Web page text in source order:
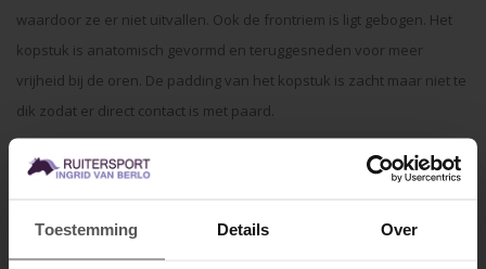
Toestemming Details Over
waardoor ze er niet uitvallen. Ook de frontriem is ligt gebogen. Het
kopstuk is anatomisch gevormd en teruggesneden voor meer
vrijheid bij de oren. De padding van het kopstuk is zacht maar niet te
dik zodat er direct contact is met paard.
De TRUST Rotterdam is gemaakt van de hoogste kwaliteit Europees
deze hoogwaardige kwaliteit heeft de TRUST Rotterdam een lange
levensduur. In ieder ontwerp is rekening gehouden met de vormen